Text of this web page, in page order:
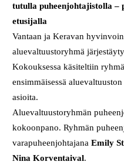
tutulla puheenjohtajistolla –
etusijalla
Vantaan ja Keravan
aluevaltuustoryhmä
Kokouksessa käsiteltiin
ensimmäisessä
asioita.
Aluevaltuustoryhmän
kokoonpano. Ryhmän
varapuheenjohtajanaEmily
Nina Korventaival.